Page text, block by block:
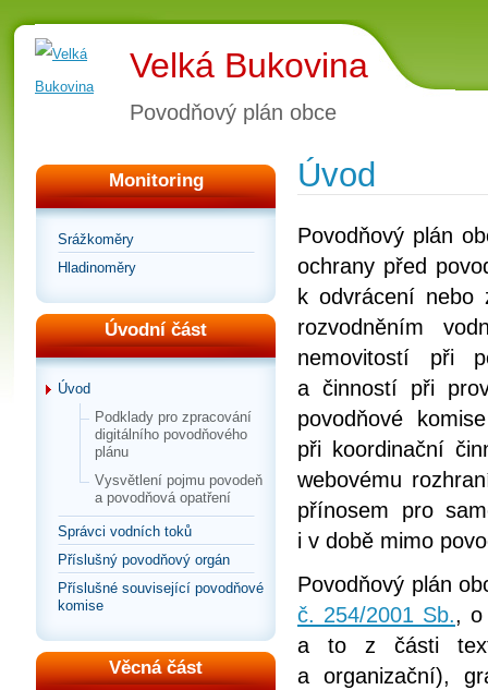
Velká Bukovina
Povodňový plán obce
Monitoring
Srážkoměry
Hladinoměry
Úvodní část
Úvod
Podklady pro zpracování
digitálního povodňového
plánu
Vysvětlení pojmu povodeň
a povodňová opatření
Správci vodních toků
Příslušný povodňový orgán
Příslušné související povodňové
komise
Věcná část
Úvod
Povodňový plán
ochrany před
k odvrácení nebo
rozvodněním
nemovitostí při
a činností při
povodňové
při koordinační
webovému
přínosem pro
i v době mimo
Povodňový plán
č. 254/2001 Sb., o
a to z části
a organizační),